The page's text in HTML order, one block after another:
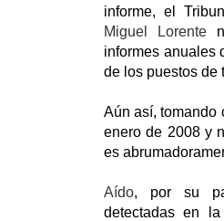
informe, el
Miguel Lorente
informes anuales
de los puestos de
Aún así, tomando
enero de 2008 y
es
Aído, por su
detectadas en